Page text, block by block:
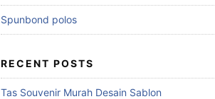
Spunbond polos
RECENT POSTS
Tas Souvenir Murah Desain Sablon